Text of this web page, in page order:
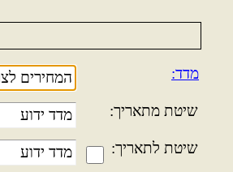
שיטת מתאריך:
מדד:
שיטת לתאריך: